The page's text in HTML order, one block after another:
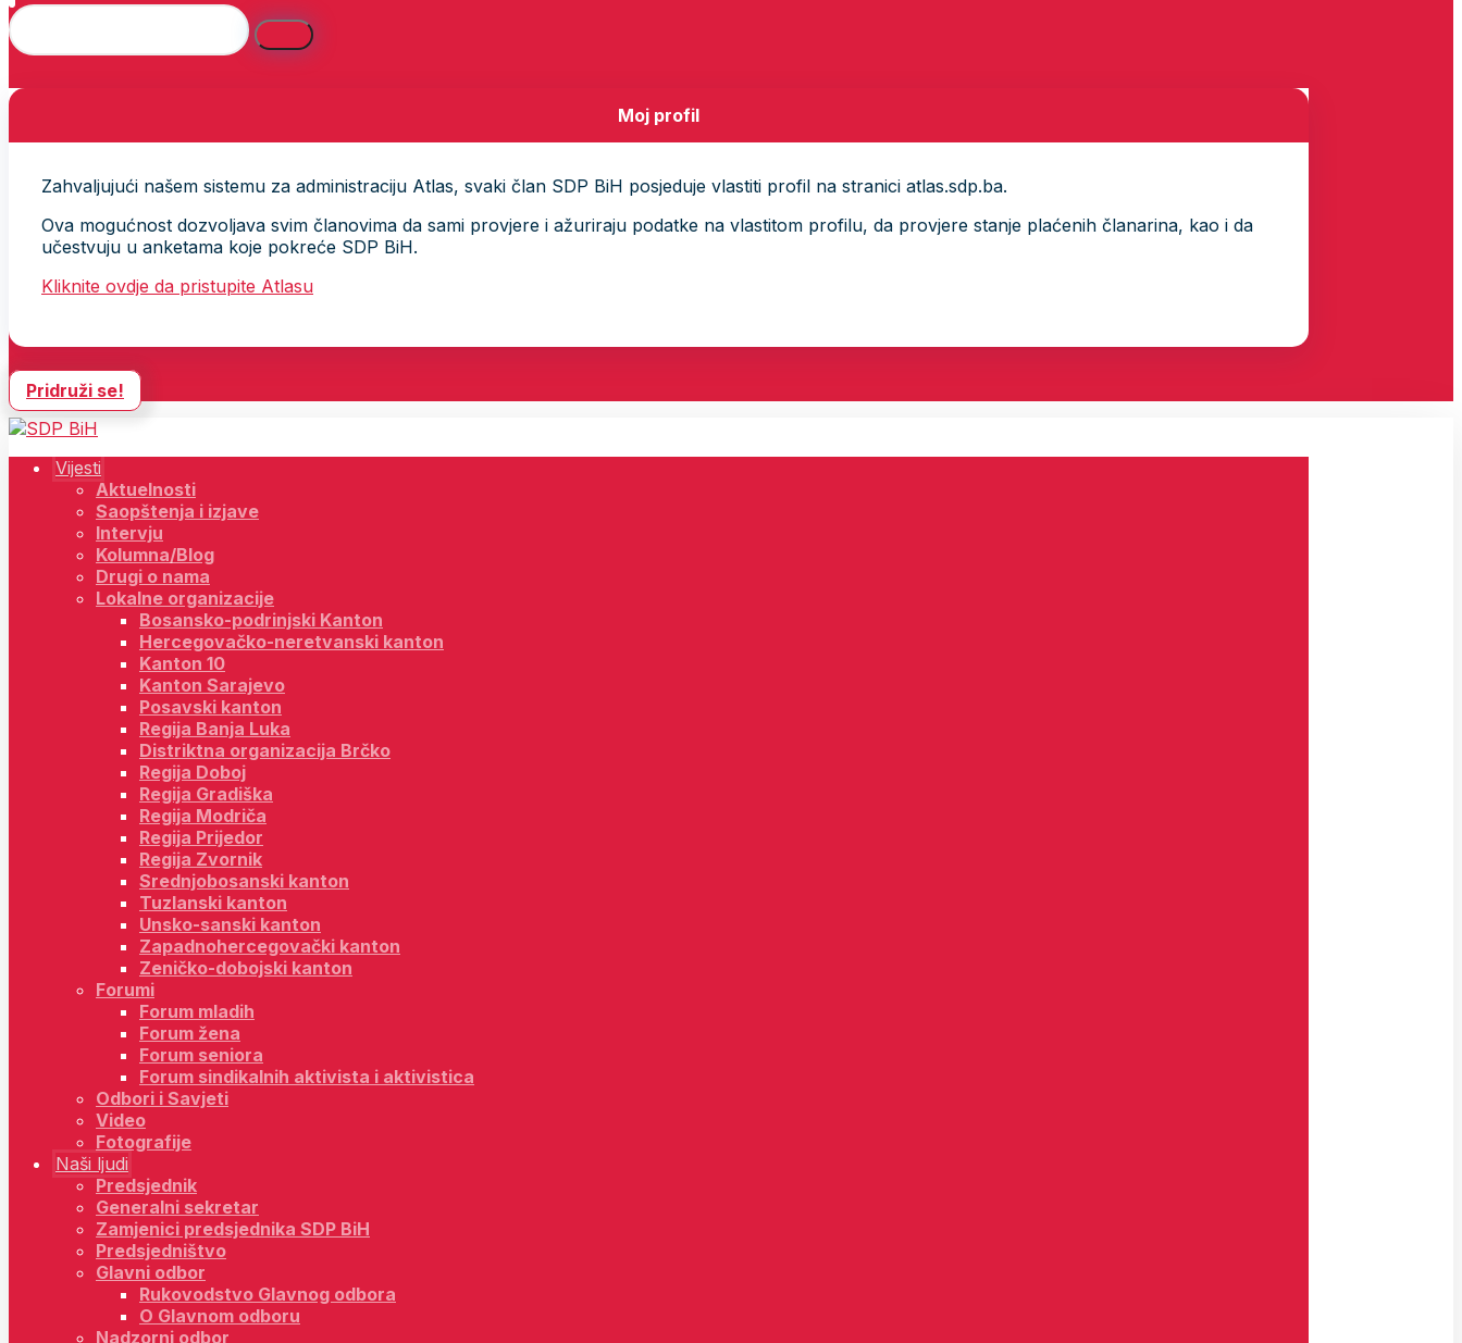
Moj profil
Zahvaljujući našem sistemu za administraciju Atlas, svaki član SDP BiH posjeduje vlastiti profil na stranici atlas.sdp.ba.
Ova mogućnost dozvoljava svim članovima da sami provjere i ažuriraju podatke na vlastitom profilu, da provjere stanje plaćenih članarina, kao i da
učestvuju u anketama koje pokreće SDP BiH.
Kliknite ovdje da pristupite Atlasu
Pridruži se!
Vijesti
Aktuelnosti
Saopštenja i izjave
Intervju
Kolumna/Blog
Drugi o nama
Lokalne organizacije
Bosansko-podrinjski Kanton
Hercegovačko-neretvanski kanton
Kanton 10
Kanton Sarajevo
Posavski kanton
Regija Banja Luka
Distriktna organizacija Brčko
Regija Doboj
Regija Gradiška
Regija Modriča
Regija Prijedor
Regija Zvornik
Srednjobosanski kanton
Tuzlanski kanton
Unsko-sanski kanton
Zapadnohercegovački kanton
Zeničko-dobojski kanton
Forumi
Forum mladih
Forum žena
Forum seniora
Forum sindikalnih aktivista i aktivistica
Odbori i Savjeti
Video
Fotografije
Naši ljudi
Predsjednik
Generalni sekretar
Zamjenici predsjednika SDP BiH
Predsjedništvo
Glavni odbor
Rukovodstvo Glavnog odbora
O Glavnom odboru
Nadzorni odbor